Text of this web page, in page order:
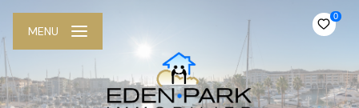
0
MENU